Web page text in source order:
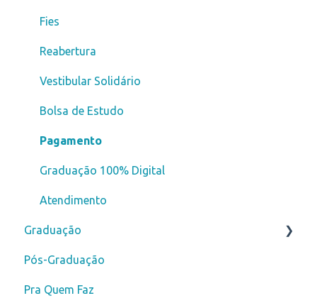
Fies
Reabertura
Vestibular Solidário
Bolsa de Estudo
Pagamento
Graduação 100% Digital
Atendimento
Graduação
Novos alunos
Curso de Férias
Pós-Graduação
Pra Quem Faz